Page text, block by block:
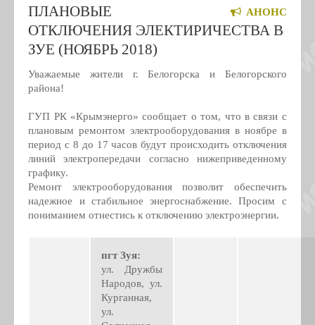
АНОНС
ПЛАНОВЫЕ
ОТКЛЮЧЕНИЯ ЭЛЕКТИРИЧЕСТВА В
ЗУЕ (НОЯБРЬ 2018)
Уважаемые жители г. Белогорска и Белогорского
района!
ГУП РК «Крымэнерго» сообщает о том, что в связи с
плановым ремонтом электрооборудования в ноябре в
период с 8 до 17 часов будут происходить отключения
линий электропередачи согласно нижеприведенному
графику.
Ремонт электрооборудования позволит обеспечить
надежное и стабильное энергоснабжение. Просим с
пониманием отнестись к отключению электроэнергии.
пгт Зуя:
ул. Дружбы
Народов, ул.
Курганная,
ул.